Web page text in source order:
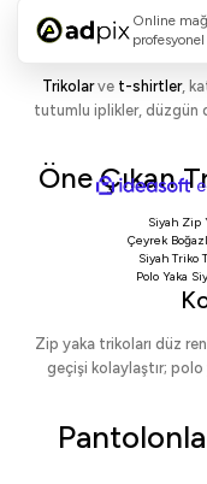
Trikolarve t-shirtler,
tutumlu iplikler, düzgün
Öne Çıkan
Siyah Zip
Çeyrek
Siyah Triko
Polo Yaka
Zip yaka trikoları düz
geçişi kolaylaştır; polo
Online